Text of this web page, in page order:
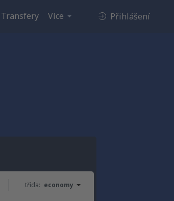
Transfery Více Přihlášení
třída: economy